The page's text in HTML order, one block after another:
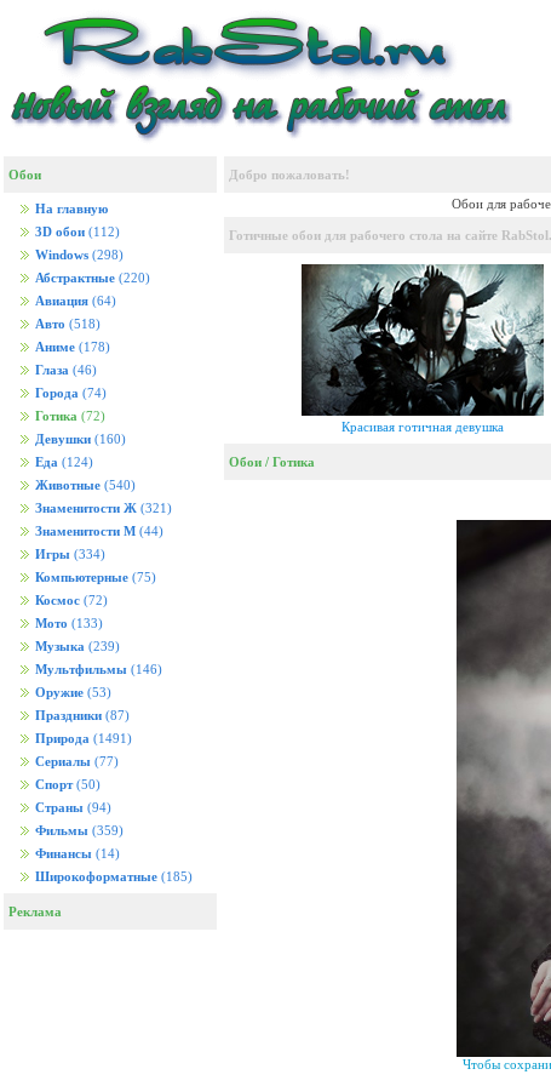
Обои
На главную
3D обои (112)
Windows (298)
Абстрактные (220)
Авиация (64)
Авто (518)
Аниме (178)
Глаза (46)
Города (74)
Готика (72)
Девушки (160)
Еда (124)
Животные (540)
Знаменитости Ж (321)
Знаменитости М (44)
Игры (334)
Компьютерные (75)
Космос (72)
Мото (133)
Музыка (239)
Мультфильмы (146)
Оружие (53)
Праздники (87)
Природа (1491)
Сериалы (77)
Спорт (50)
Страны (94)
Фильмы (359)
Финансы (14)
Широкоформатные (185)
Реклама
Добро пожаловать!
Обои для
Готичные обои для рабочего стола на сайте
Красивая готичная девушка
Обои / Готика
Чтобы